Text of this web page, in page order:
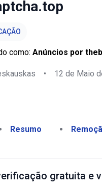
como: Anúncios por
• 12 de Maio
Resumo
gratuita e